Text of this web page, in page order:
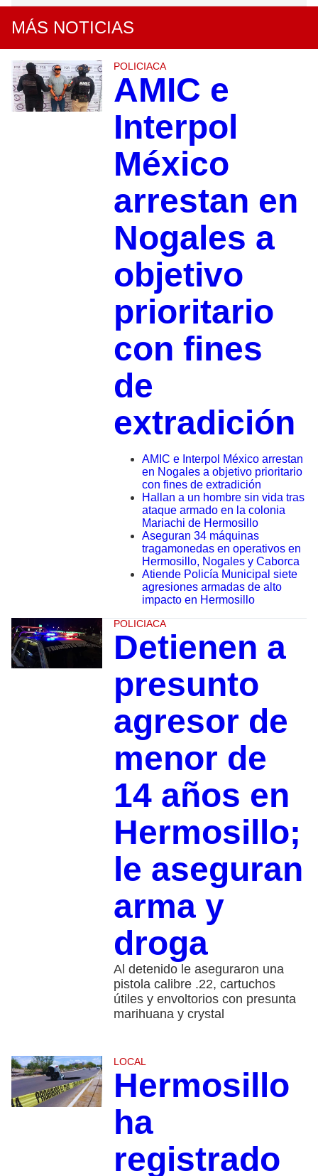
MÁS NOTICIAS
POLICIACA
AMIC e
Interpol
México
arrestan en
Nogales a
objetivo
prioritario
con fines
de
extradición
AMIC e Interpol México arrestan
en Nogales a objetivo prioritario
con fines de extradición
Hallan a un hombre sin vida tras
ataque armado en la colonia
Mariachi de Hermosillo
Aseguran 34 máquinas
tragamonedas en operativos en
Hermosillo, Nogales y Caborca
Atiende Policía Municipal siete
agresiones armadas de alto
impacto en Hermosillo
POLICIACA
Detienen a
presunto
agresor de
menor de
14 años en
Hermosillo;
le aseguran
arma y
droga
Al detenido le aseguraron una
pistola calibre .22, cartuchos
útiles y envoltorios con presunta
marihuana y crystal
LOCAL
Hermosillo
ha
registrado